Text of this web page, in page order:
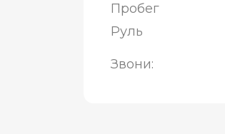
Пробег
Руль
Звони: